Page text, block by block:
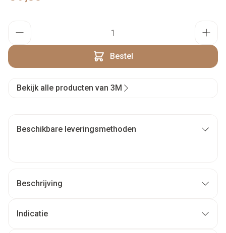
Bestel
Bekijk alle producten van 3M
Beschikbare leveringsmethoden
Beschrijving
Indicatie